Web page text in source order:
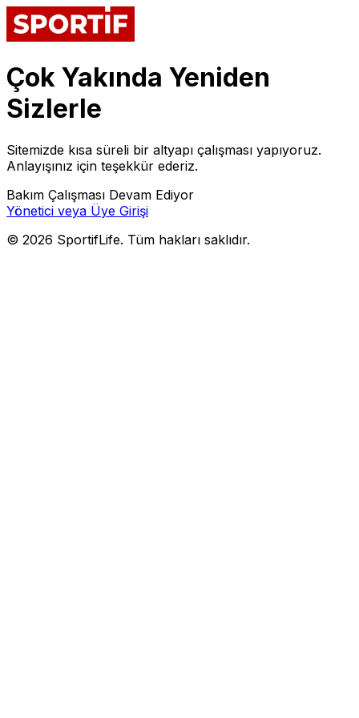
Çok Yakında Yeniden
Sizlerle
Sitemizde kısa süreli bir altyapı çalışması yapıyoruz.
Anlayışınız için teşekkür ederiz.
Bakım Çalışması Devam Ediyor
Yönetici veya Üye Girişi
© 2026 SportifLife. Tüm hakları saklıdır.